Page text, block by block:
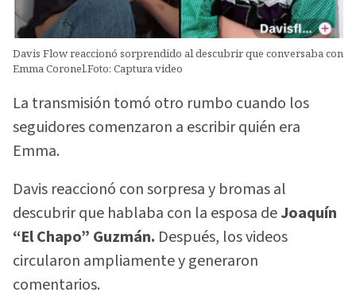
Davis Flow reaccionó sorprendido al descubrir que conversaba con
Emma Coronel.Foto: Captura video
La transmisión tomó otro rumbo cuando los
seguidores comenzaron a escribir quién era
Emma.
Davis reaccionó con sorpresa y bromas al
descubrir que hablaba con la esposa deJoaquín
“El Chapo” Guzmán. Después, los videos
circularon ampliamente y generaron
comentarios.